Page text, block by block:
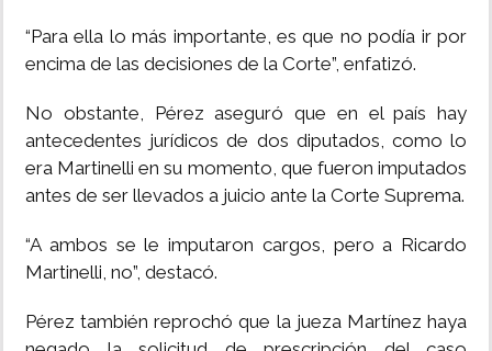
“Para ella lo más importante, es que no podía ir por
encima de las decisiones de la Corte”, enfatizó.
No obstante, Pérez aseguró que en el país hay
antecedentes jurídicos de dos diputados, como lo
era Martinelli en su momento, que fueron imputados
antes de ser llevados a juicio ante la Corte Suprema.
“A ambos se le imputaron cargos, pero a Ricardo
Martinelli, no”, destacó.
Pérez también reprochó que la jueza Martínez haya